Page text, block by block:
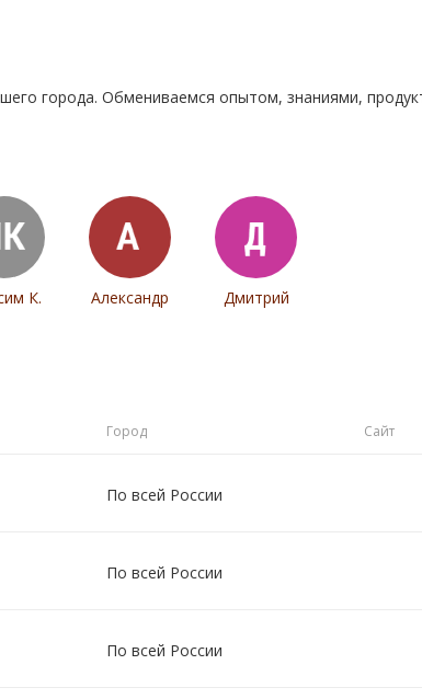
города. Обмениваемся опытом, знаниями,
К. Александр Дмитрий
Город Сайт
По всей России
По всей России
По всей России